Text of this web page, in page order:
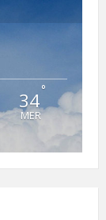
34°
MER